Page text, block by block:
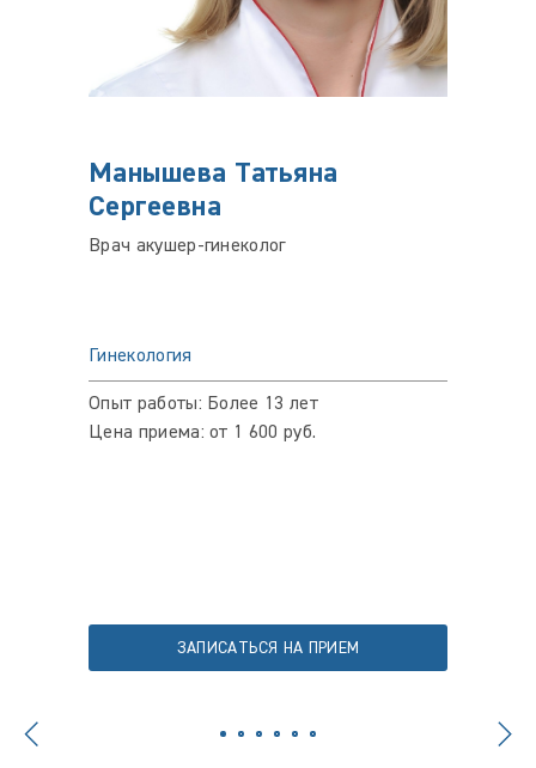
Манышева Татьяна
Сергеевна
Врач акушер-гинеколог
Гинекология
Опыт работы: Более 13 лет
Цена приема: от 1 600 руб.
ЗАПИСАТЬСЯ НА ПРИЕМ